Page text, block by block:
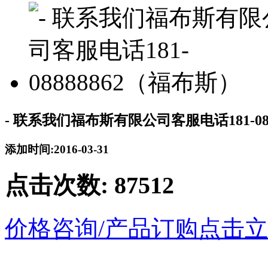
- 联系我们福布斯有限公司客服电话181-
添加时间:2016-03-31
点击次数: 87512
价格咨询/产品订购点击